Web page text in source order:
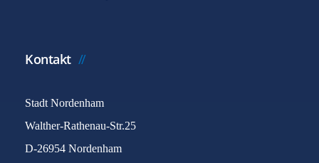
Kontakt
Stadt Nordenham
Walther-Rathenau-Str.25
D-26954 Nordenham